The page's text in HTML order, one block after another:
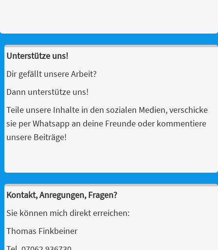
Unterstütze uns!
Dir gefällt unsere Arbeit?
Dann unterstütze uns!
Teile unsere Inhalte in den sozialen Medien, verschicke
sie per Whatsapp an deine Freunde oder kommentiere
unsere Beiträge!
Kontakt, Anregungen, Fragen?
Sie können mich direkt erreichen:
Thomas Finkbeiner